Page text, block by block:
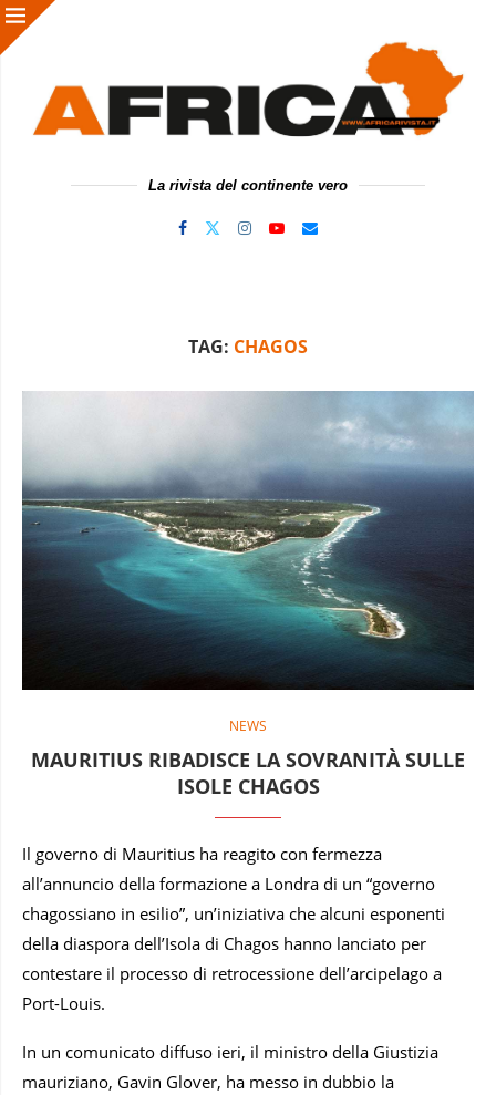
La rivista del continente vero
TAG: CHAGOS
NEWS
MAURITIUS RIBADISCE LA SOVRANITÀ SULLE
ISOLE CHAGOS
Il governo di Mauritius ha reagito con fermezza
all’annuncio della formazione a Londra di un “governo
chagossiano in esilio”, un’iniziativa che alcuni esponenti
della diaspora dell’Isola di Chagos hanno lanciato per
contestare il processo di retrocessione dell’arcipelago a
Port-Louis.
In un comunicato diffuso ieri, il ministro della Giustizia
mauriziano, Gavin Glover, ha messo in dubbio la